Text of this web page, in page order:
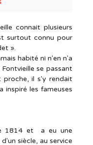
connait plusieurs
surtout connu pour
».
habité ni n'en n'a
se passant
proche, il s'y rendait
inspiré les fameuses
1814 et a eu une
siècle, au service